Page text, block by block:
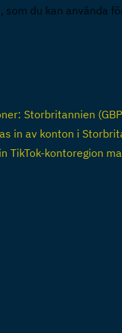
du kan använda
Storbritannien
in av konton i
TikTok-kontoregion